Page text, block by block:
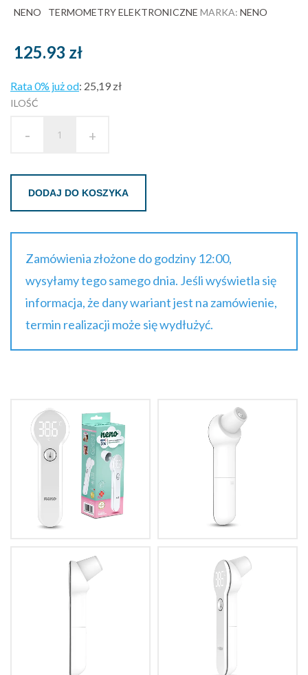
NENO TERMOMETRY ELEKTRONICZNE MARKA: NENO
125.93 zł
Rata 0% już od: 25,19 zł
ILOŚĆ
- +
DODAJ DO KOSZYKA
Zamówienia złożone do godziny 12:00,
wysyłamy tego samego dnia. Jeśli wyświetla się
informacja, że dany wariant jest na zamówienie,
termin realizacji może się wydłużyć.